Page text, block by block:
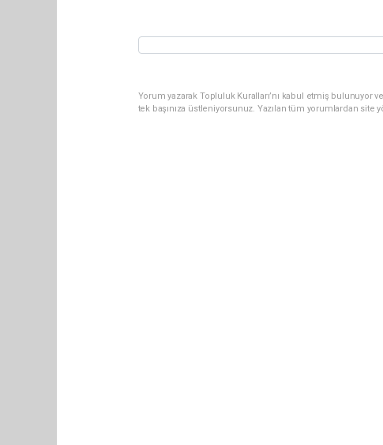
Yorum yazarak Topluluk Kuralları’nı kabul etmiş bulunuyor
tek başınıza üstleniyorsunuz. Yazılan tüm yorumlardan